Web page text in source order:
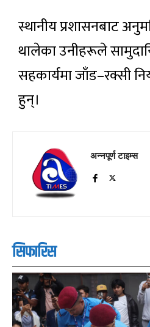
स्थानीय प्रशासनबाट
थालेका उनीहरूले
सहकार्यमा जाँड–रक्सी
हुन्।
अन्नपूर्ण टाइम्स
सिफारिस